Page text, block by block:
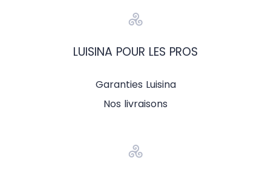
LUISINA POUR LES PROS
Garanties Luisina
Nos livraisons